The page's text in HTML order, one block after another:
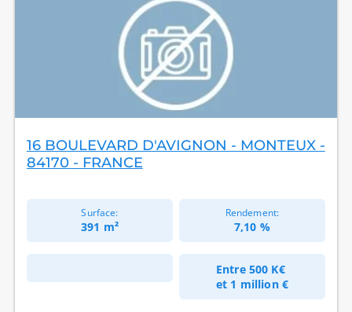
16 BOULEVARD D'AVIGNON - MONTEUX -
84170 - FRANCE
Surface:
391 m²
Rendement:
7,10 %
Entre 500 K€
et 1 million €